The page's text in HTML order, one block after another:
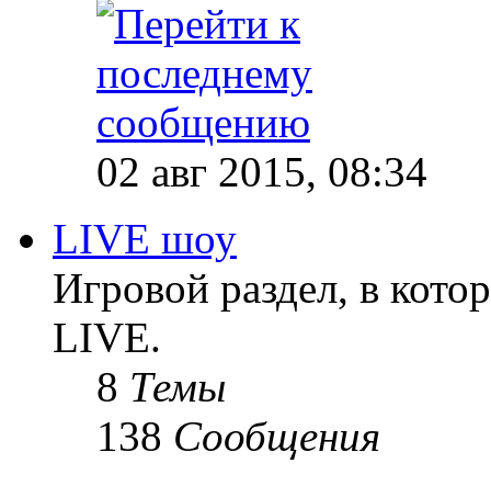
02 авг 2015, 08:34
LIVE шоу
Игровой раздел, в
LIVE.
8 Темы
138 Сообщения